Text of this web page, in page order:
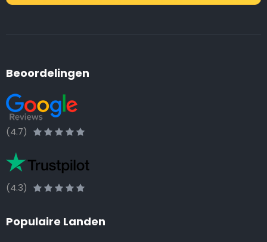
Beoordelingen
(4.7)
(4.3)
Populaire Landen